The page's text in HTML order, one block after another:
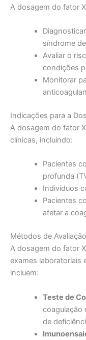
A dosagem do fator
síndrome
Avaliar o
condições
Monitorar
Indicações para a
A dosagem do fator
clínicas, incluindo:
Pacientes
profunda
Indivíduos
Pacientes
afetar a
Métodos de
A dosagem do fator
exames laboratoriais
incluem:
Teste de
coagulação
de